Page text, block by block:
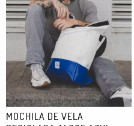
MOCHILA DE VELA